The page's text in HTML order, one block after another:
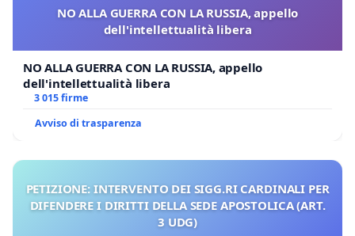
NO ALLA GUERRA CON LA RUSSIA, appello
dell'intellettualità libera
NO ALLA GUERRA CON LA RUSSIA, appello
dell'intellettualità libera
3 015 firme
Avviso di trasparenza
PETIZIONE: INTERVENTO DEI SIGG.RI CARDINALI PER
DIFENDERE I DIRITTI DELLA SEDE APOSTOLICA (ART.
3 UDG)